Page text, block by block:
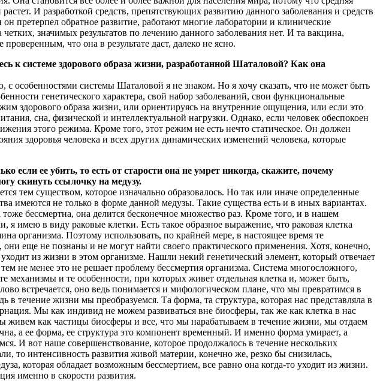
И разработкой средств, препятствующих развитию данного заболевания и средств
претерпел обратное развитие, работают многие лаборатории и клинические
значимых результатов по лечению данного заболевания нет. И та вакцина,
что она в результате даст, далеко не ясно.
системе здорового образа жизни, разработанной Шаталовой? Как она
с особенностями системы Шаталовой я не знаком. Но я хочу сказать, что не может быть
генетического характера, свой набор заболеваний, свои функциональные
здорового образа жизни, или ориентируясь на внутренние ощущения, или если это
сна, физической и интеллектуальной нагрузки. Однако, если человек обеспокоен
этого режима. Кроме того, этот режим не есть нечто статическое. Он должен
здоровья человека и всех других динамических изменений человека, которые
если ее убить, то есть от старости она не умрет никогда, скажите, почему
скинуть ссылочку на медузу.
тем существом, которое изначально образовалось. Но так или иначе определенные
имеются не только в форме данной медузы. Такие существа есть и в иных вариантах.
бессмертна, она делится бесконечное множество раз. Кроме того, и в нашем
имею в виду раковые клетки. Есть такое образное выражение, что раковая клетка
организма. Поэтому использовать, по крайней мере, в настоящее время те
еще не познаны и не могут найти своего практического применения. Хотя, конечно,
из жизни в этом организме. Нашли некий генетический элемент, который отвечает
не менее это не решает проблему бессмертия организма. Система многосложного,
механизмы и те особенности, при которых живет отдельная клетка и, может быть,
встречается, оно ведь понимается и мифологическом плане, что мы превратимся в
течение жизни мы преобразуемся. Та форма, та структура, которая нас представляла в
Мы как индивид не можем развиваться вне биосферы, так же как клетка в нас
живем как частицы биосферы и все, что мы нарабатываем в течение жизни, мы отдаем
а ее форма, ее структура это компонент временный. И именно форма умирает, а
И вот наше совершенствование, которое продолжалось в течение нескольких
то интенсивность развития живой материи, конечно же, резко бы снизилась,
которая обладает возможным бессмертием, все равно она когда-то уходит из жизни.
именно в скорости развития.